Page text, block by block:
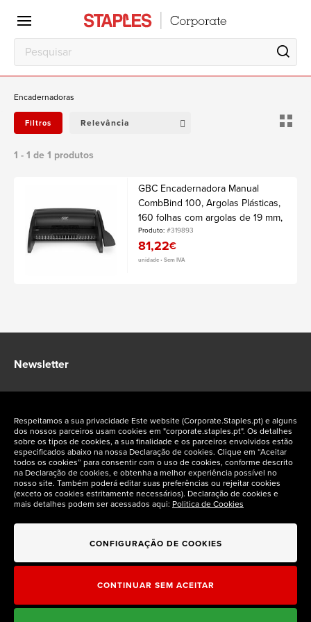
Escritório
Local
trabalho
Encadernadoras
Filtros Relevância
1 - 1 de 1 produtos
GBC Encadernadora Manual
CombBind 100, Argolas Plásticas,
160 folhas com argolas de 19 mm,
A3 e A4
Produto:#319893
81,22€
unidade • Sem IVA
Newsletter
Fique a par das ofertas exclusivas Staples Corporate
Siga-nos nas redes sociais
Respeitamos a sua privacidade Este website (Corporate.Staples.pt) e alguns
dos nossos parceiros usam cookies em "corporate.staples.pt". Os detalhes
sobre os tipos de cookies, a sua finalidade e os parceiros envolvidos estão
especificados abaixo na nossa Declaração de cookies. Clique em “Aceitar
todos os cookies” para consentir com o uso de cookies, conforme descrito
na Declaração de cookies, e obtenha a melhor experiência possível no
nosso site. Também poderá editar suas preferências ou rejeitar cookies
(exceto os cookies estritamente necessários). Declaração de cookies e
mais detalhes podem ser acessados aqui: Politica de Cookies
CONFIGURAÇÃO DE COOKIES
CONTINUAR SEM ACEITAR